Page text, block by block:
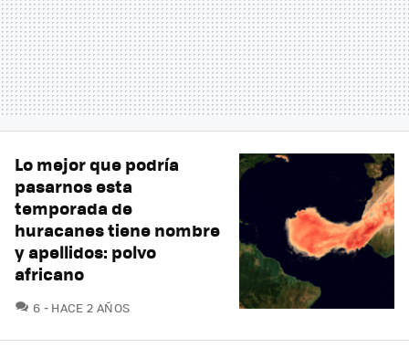
Lo mejor que podría
pasarnos esta
temporada de
huracanes tiene nombre
y apellidos: polvo
africano
6 COMENTARIOS
HACE 2 AÑOS